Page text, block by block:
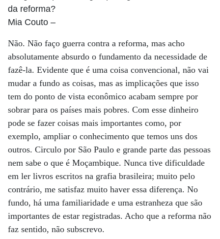
da reforma?
Mia Couto –
Não. Não faço guerra contra a reforma, mas acho
absolutamente absurdo o fundamento da necessidade de
fazê-la. Evidente que é uma coisa convencional, não vai
mudar a fundo as coisas, mas as implicações que isso
tem do ponto de vista econômico acabam sempre por
sobrar para os países mais pobres. Com esse dinheiro
pode se fazer coisas mais importantes como, por
exemplo, ampliar o conhecimento que temos uns dos
outros. Circulo por São Paulo e grande parte das pessoas
nem sabe o que é Moçambique. Nunca tive dificuldade
em ler livros escritos na grafia brasileira; muito pelo
contrário, me satisfaz muito haver essa diferença. No
fundo, há uma familiaridade e uma estranheza que são
importantes de estar registradas. Acho que a reforma não
faz sentido, não subscrevo.